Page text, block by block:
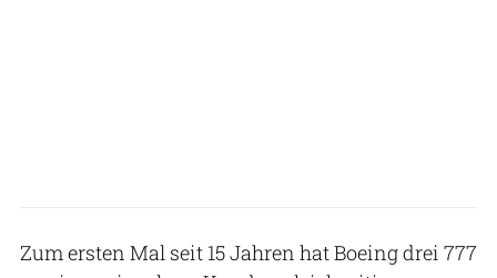
Zum ersten Mal seit 15 Jahren hat Boeing drei 777